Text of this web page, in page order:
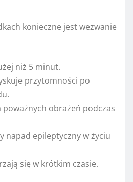
konieczne jest wezwanie
niż 5 minut.
przytomności po
poważnych obrażeń podczas
napad epileptyczny w życiu
się w krótkim czasie.